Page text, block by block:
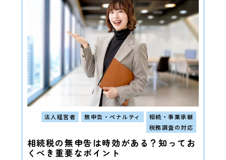
法人経営者 無申告・ペナルティ
相続・事業承継
税務調査の対応
相続税の無申告は時効がある？知ってお
くべき重要なポイント